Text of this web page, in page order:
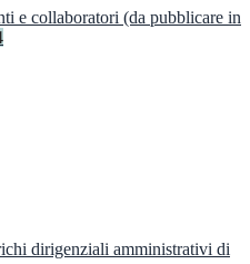
e collaboratori (da pubblicare in
dirigenziali amministrativi di